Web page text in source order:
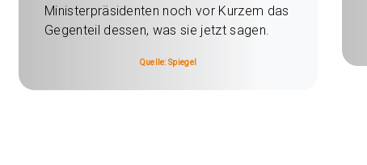
Ministerpräsidenten noch vor Kurzem das
Gegenteil dessen, was sie jetzt sagen.
Quelle: Spiegel